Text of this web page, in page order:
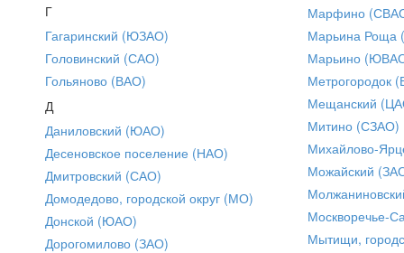
Г
Гагаринский (ЮЗАО)
Головинский (САО)
Гольяново (ВАО)
Д
Даниловский (ЮАО)
Десеновское поселение (НАО)
Дмитровский (САО)
Домодедово, городской округ (МО)
Донской (ЮАО)
Дорогомилово (ЗАО)
Марфино
Марьина Роща
Марьино
Метрогородок
Мещанский
Митино (СЗАО)
Михайлово-
Можайский
Москворечье-
Мытищи,